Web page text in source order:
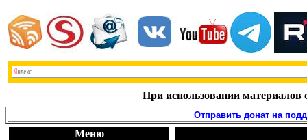
При использовании материалов
Отправить донат на
Меню